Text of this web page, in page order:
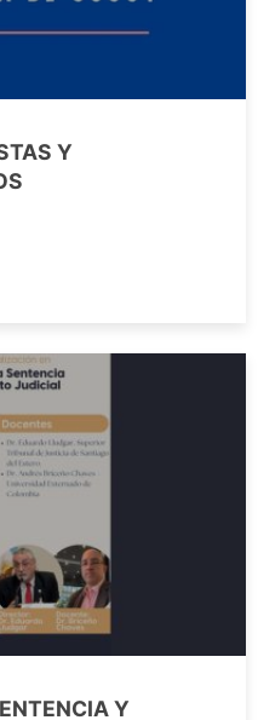
Y
Y